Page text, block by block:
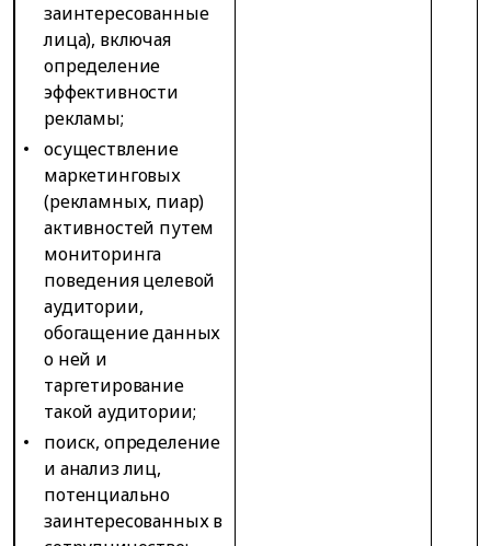
заинтересованные
лица), включая
определение
эффективности
рекламы;
осуществление
маркетинговых
(рекламных, пиар)
активностей путем
мониторинга
поведения целевой
аудитории,
обогащение данных
о ней и
таргетирование
такой аудитории;
поиск, определение
и анализ лиц,
потенциально
заинтересованных в